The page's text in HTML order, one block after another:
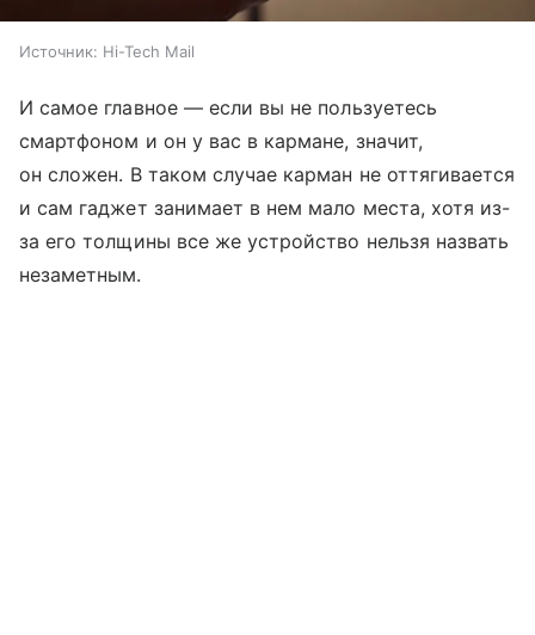
Источник: Hi-Tech Mail
И самое главное — если вы не пользуетесь
смартфоном и он у вас в кармане, значит,
он сложен. В таком случае карман не оттягивается
и сам гаджет занимает в нем мало места, хотя из-
за его толщины все же устройство нельзя назвать
незаметным.